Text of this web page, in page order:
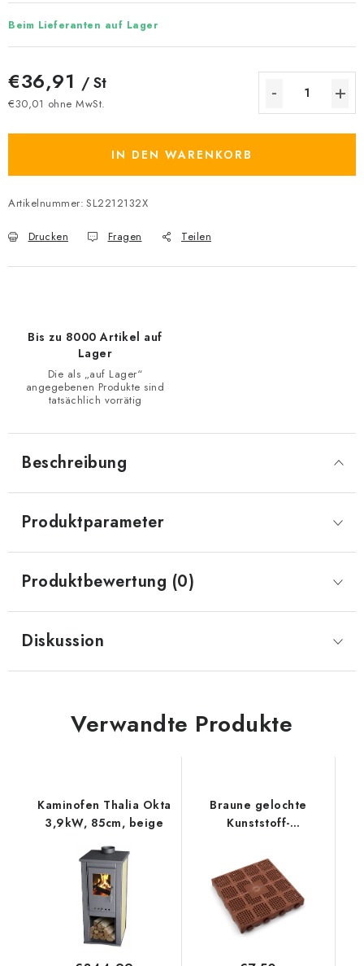
Beim Lieferanten auf Lager
€36,91 / St
€30,01 ohne MwSt.
IN DEN WARENKORB
Artikelnummer: SL2212132X
Drucken Fragen Teilen
Bis zu 8000 Artikel auf
Lager
Die als „auf Lager“
angegebenen Produkte sind
tatsächlich vorrätig
Beschreibung
Produktparameter
Produktbewertung (0)
Diskussion
Verwandte Produkte
Kaminofen Thalia Okta
3,9kW, 85cm, beige
Braune gelochte
Kunststoff-
Combi - Länge 39 cm,
Breite 39 cm, Höhe
4,8 cm